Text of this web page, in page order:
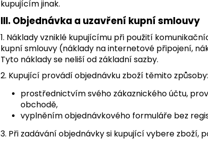
kupujícím jinak.
III. Objednávka a uzavření kupní smlouvy
1. Náklady vzniklé kupujícímu při použití
kupní smlouvy (náklady na internetové připojení,
Tyto náklady se neliší od základní sazby.
2. Kupující provádí objednávku zboží těmito způsoby:
prostřednictvím svého zákaznického účtu,
obchodě,
vyplněním objednávkového formuláře bez
3. Při zadávání objednávky si kupující vybere zboží,